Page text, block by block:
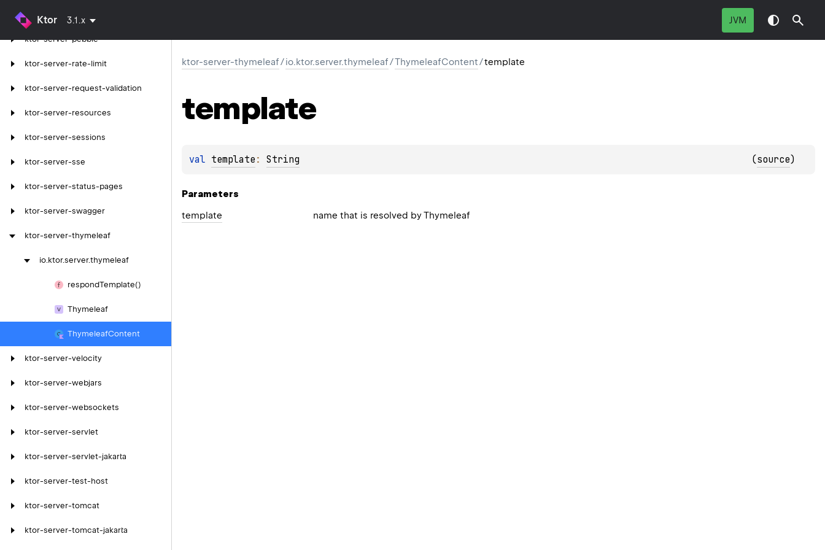
Ktor 3.1.x JVM
ktor-server-partial-content
ktor-server-pebble
ktor-server-rate-limit
ktor-server-request-validation
ktor-server-resources
ktor-server-sessions
ktor-server-sse
ktor-server-status-pages
ktor-server-swagger
ktor-server-thymeleaf
io.ktor.server.thymeleaf
respondTemplate()
Thymeleaf
ThymeleafContent
ktor-server-velocity
ktor-server-webjars
ktor-server-websockets
ktor-server-servlet
ktor-server-servlet-jakarta
ktor-server-test-host
ktor-server-tomcat
ktor-server-tomcat-jakarta
ktor-server-thymeleaf/io.ktor.server.thymeleaf/ThymeleafContent/template
template
val template : String (source)
Parameters
template
name that is resolved by Thymeleaf